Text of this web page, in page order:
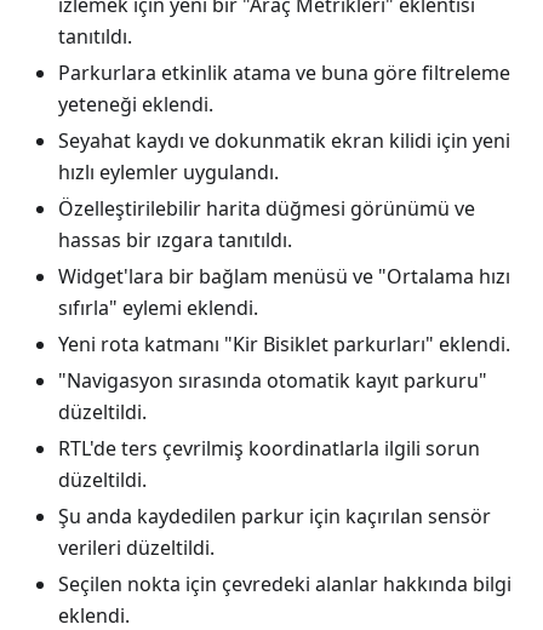
tanıtıldı.
Parkurlara etkinlik atama ve buna göre filtreleme
yeteneği eklendi.
Seyahat kaydı ve dokunmatik ekran kilidi için yeni
hızlı eylemler uygulandı.
Özelleştirilebilir harita düğmesi görünümü ve
hassas bir ızgara tanıtıldı.
Widget'lara bir bağlam menüsü ve "Ortalama hızı
sıfırla" eylemi eklendi.
Yeni rota katmanı "Kir Bisiklet parkurları" eklendi.
"Navigasyon sırasında otomatik kayıt parkuru"
düzeltildi.
RTL'de ters çevrilmiş koordinatlarla ilgili sorun
düzeltildi.
Şu anda kaydedilen parkur için kaçırılan sensör
verileri düzeltildi.
Seçilen nokta için çevredeki alanlar hakkında bilgi
eklendi.